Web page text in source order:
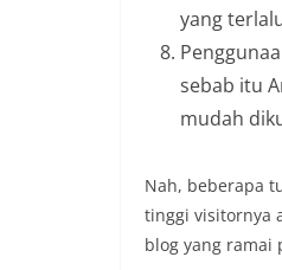
yang
sebab itu
mudah
Nah, beberapa
tinggi visitornya
blog yang ramai